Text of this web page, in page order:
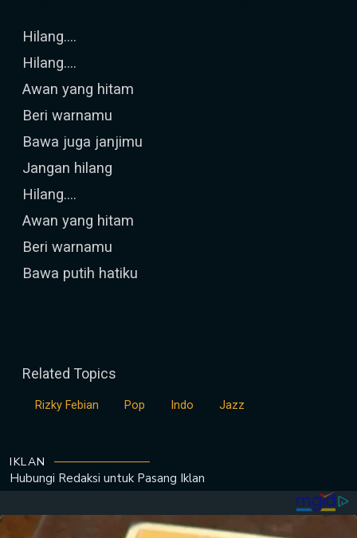
Hilang....
Hilang....
Awan yang hitam
Beri warnamu
Bawa juga janjimu
Jangan hilang
Hilang....
Awan yang hitam
Beri warnamu
Bawa putih hatiku
Related Topics
Rizky Febian Pop Indo Jazz
IKLAN
Hubungi Redaksi untuk Pasang Iklan